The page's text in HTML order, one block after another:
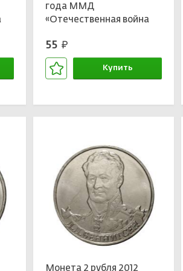
года ММД
«Отечественная война
Березине»
55 руб.
Купить
Монета 2 рубля 2012